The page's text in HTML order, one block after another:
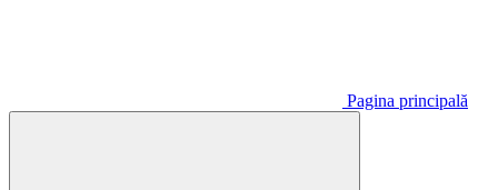
Pagina principală